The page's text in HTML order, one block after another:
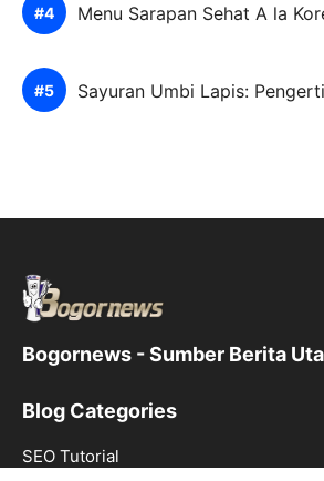
Menu Sarapan Sehat A la
Sayuran Umbi Lapis:
Bogornews - Sumber Berita
Blog Categories
SEO Tutorial